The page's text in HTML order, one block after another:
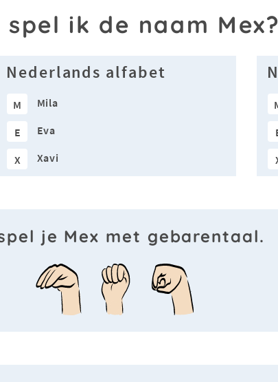
spel ik de naam Mex?
Nederlands alfabet
M Mila
E Eva
X Xavi
je Mex met gebarentaal.